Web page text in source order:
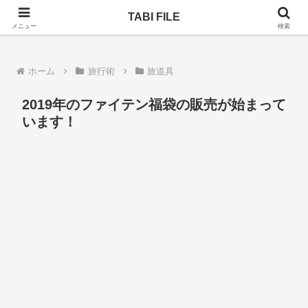
乗りヒコーキ、ホテル、一人旅。次はどんな旅になるのか！
ホーム 旅行術 旅道具
2019年のファイテン福袋の販売が始まって
います！
メニュー
TABI FILE
検索